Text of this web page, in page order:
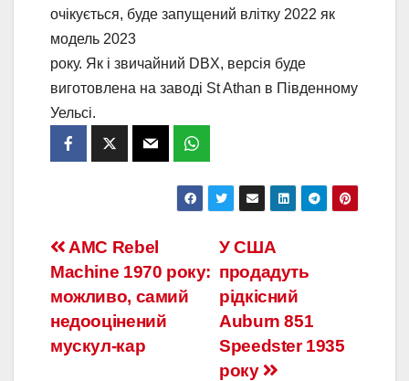
очікується, буде запущений влітку 2022 як
модель 2023
року. Як і звичайний DBX, версія буде
виготовлена ​​на заводі St Athan в Південному
Уельсі.
Навігація
записів
У США
продадуть
рідкісний
Auburn 851
Speedster 1935
року
AMC Rebel
Machine 1970 року:
можливо, самий
недооцінений
мускул-кар